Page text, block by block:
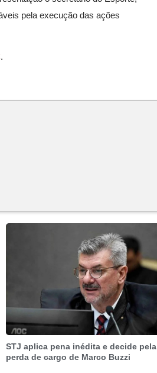
pela execução das ações
.
STJ aplica pena inédita e decide pela
perda de cargo de Marco Buzzi